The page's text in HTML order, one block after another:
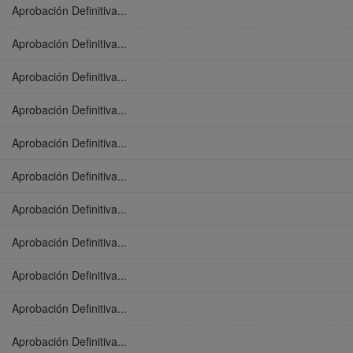
Aprobación Definitiva...
Aprobación Definitiva...
Aprobación Definitiva...
Aprobación Definitiva...
Aprobación Definitiva...
Aprobación Definitiva...
Aprobación Definitiva...
Aprobación Definitiva...
Aprobación Definitiva...
Aprobación Definitiva...
Aprobación Definitiva...